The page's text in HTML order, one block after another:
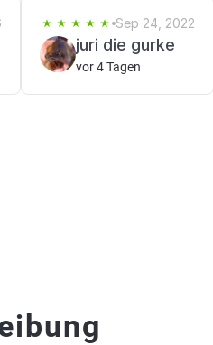
Sep 24, 2022
juri die gurke
vor 4 Tagen